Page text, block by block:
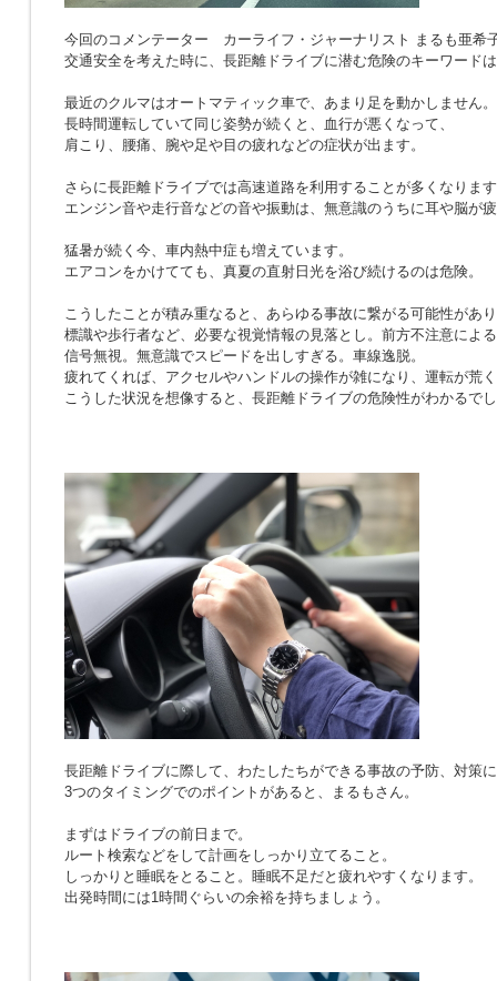
今回のコメンテーター カーライフ・ジャーナリスト まるも亜希
交通安全を考えた時に、長距離ドライブに潜む危険のキーワード
最近のクルマはオートマティック車で、あまり足を動かしません。
長時間運転していて同じ姿勢が続くと、血行が悪くなって、
肩こり、腰痛、腕や足や目の疲れなどの症状が出ます。
さらに長距離ドライブでは高速道路を利用することが多くなりま
エンジン音や走行音などの音や振動は、無意識のうちに耳や脳が
猛暑が続く今、車内熱中症も増えています。
エアコンをかけてても、真夏の直射日光を浴び続けるのは危険。
こうしたことが積み重なると、あらゆる事故に繋がる可能性があ
標識や歩行者など、必要な視覚情報の見落とし。前方不注意によ
信号無視。無意識でスピードを出しすぎる。車線逸脱。
疲れてくれば、アクセルやハンドルの操作が雑になり、運転が荒
こうした状況を想像すると、長距離ドライブの危険性がわかるで
長距離ドライブに際して、わたしたちができる事故の予防、対策
3つのタイミングでのポイントがあると、まるもさん。
まずはドライブの前日まで。
ルート検索などをして計画をしっかり立てること。
しっかりと睡眠をとること。睡眠不足だと疲れやすくなります。
出発時間には1時間ぐらいの余裕を持ちましょう。